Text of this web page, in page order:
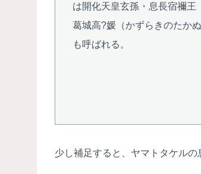
は開化天皇玄孫・息長宿禰王
葛城高?媛（かずらきのたか
も呼ばれる。
少し補足すると、ヤマトタケル